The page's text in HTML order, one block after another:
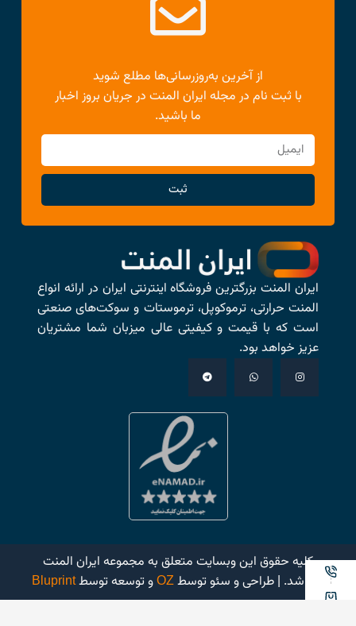
از آخرین به‌روزرسانی‌ها مطلع شوید
با ثبت نام در مجله ایران المنت در جریان بروز اخبار
ما باشید.
ثبت
ایران المنت بزرگترین فروشگاه اینترنتی ایران در ارائه انواع
المنت حرارتی، ترموکوپل، ترموستات و سوکت‌های صنعتی
است که با قیمت و کیفیتی عالی میزبان شما مشتریان
عزیز خواهد بود.
کلیه حقوق این وبسایت متعلق به مجموعه ایران المنت
میباشد. | طراحی و سئو توسطOZو توسعه توسطBluprint